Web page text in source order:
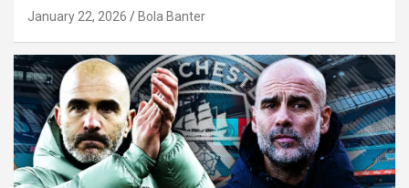
January 22, 2026 Bola Banter